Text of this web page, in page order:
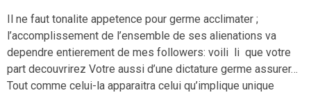
Il ne faut tonalite appetence pour germe acclimater ;
l’accomplissement de l’ensemble de ses alienations va
dependre entierement de mes followers: voili li que votre
part decouvrirez Votre aussi d’une dictature germe assurer…
Tout comme celui-la apparaitra celui qu’implique unique